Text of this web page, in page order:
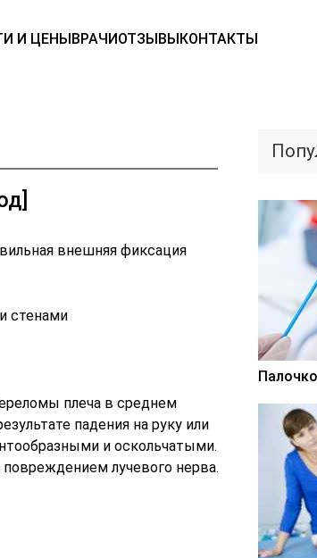
И ЦЕНЫВРАЧИОТЗЫВЫКОНТАКТЫ
внешняя фиксация
стенами
плеча в среднем
падения на руку или
и оскольчатыми.
лучевого нерва.